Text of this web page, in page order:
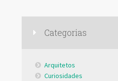
Categorias
Arquitetos
Curiosidades